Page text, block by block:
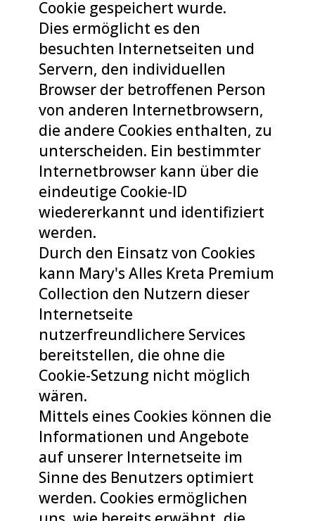
Cookie gespeichert wurde.
Dies ermöglicht es den
besuchten Internetseiten und
Servern, den individuellen
Browser der betroffenen Person
von anderen Internetbrowsern,
die andere Cookies enthalten, zu
unterscheiden. Ein bestimmter
Internetbrowser kann über die
eindeutige Cookie-ID
wiedererkannt und identifiziert
werden.
Durch den Einsatz von Cookies
kann Mary's Alles Kreta Premium
Collection den Nutzern dieser
Internetseite
nutzerfreundlichere Services
bereitstellen, die ohne die
Cookie-Setzung nicht möglich
wären.
Mittels eines Cookies können die
Informationen und Angebote
auf unserer Internetseite im
Sinne des Benutzers optimiert
werden. Cookies ermöglichen